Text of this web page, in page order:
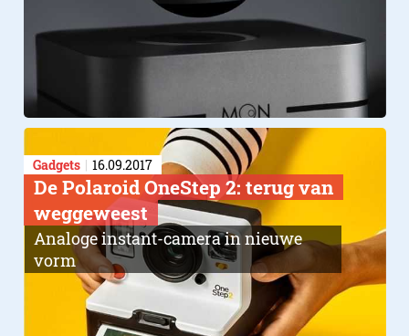
Gadgets 16.09.2017
De Polaroid OneStep 2: terug van
weggeweest
Analoge instant-camera in nieuwe
vorm